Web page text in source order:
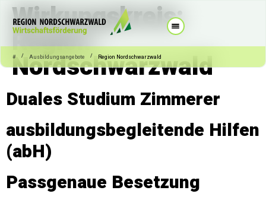
# / Ausbildungsangebote / Region Nordschwarzwald
Wirkungskreis:
Region
Nordschwarzwald
Duales Studium Zimmerer
ausbildungsbegleitende Hilfen
(abH)
Passgenaue Besetzung